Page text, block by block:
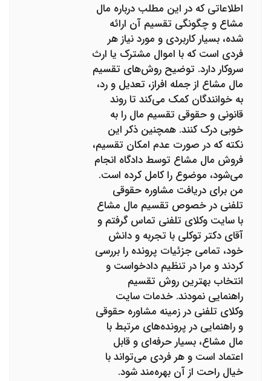
اطلاعاتی که در این مطلب درباره مال
مشاع و چگونگی تقسیم آن ارائه
شده، بسیار کاربردی و مورد نیاز هر
فردی است که با اموال مشترک یا ارث
سروکار دارد. توضیح روش‌های تقسیم
مال مشاع از جمله افراز، تعدیل و رد،
به خوانندگان کمک می‌کند تا روند
قانونی و حقوقی تقسیم مال را به
خوبی درک کنند. همچنین ذکر این
نکته که در صورت عدم امکان تقسیم،
فروش مال مشاع توسط دادگاه انجام
می‌شود، موضوع را کامل کرده است.
من برای دریافت مشاوره حقوقی
تلفنی در خصوص تقسیم مال مشاع
با سایت وکلای تلفنی تماس گرفتم و
آقای دکتر توکلی با تجربه و دانش
خود، تمامی جزئیات پرونده را بررسی
کردند و مرا در تنظیم دادخواست و
انتخاب بهترین روش تقسیم
راهنمایی نمودند. خدمات سایت
وکلای تلفنی در زمینه مشاوره حقوقی
و راهنمایی در پرونده‌های مرتبط با
مال مشاع، بسیار حرفه‌ای و قابل
اعتماد است و هر فردی می‌تواند با
خیال راحت از آن بهره‌مند شود.